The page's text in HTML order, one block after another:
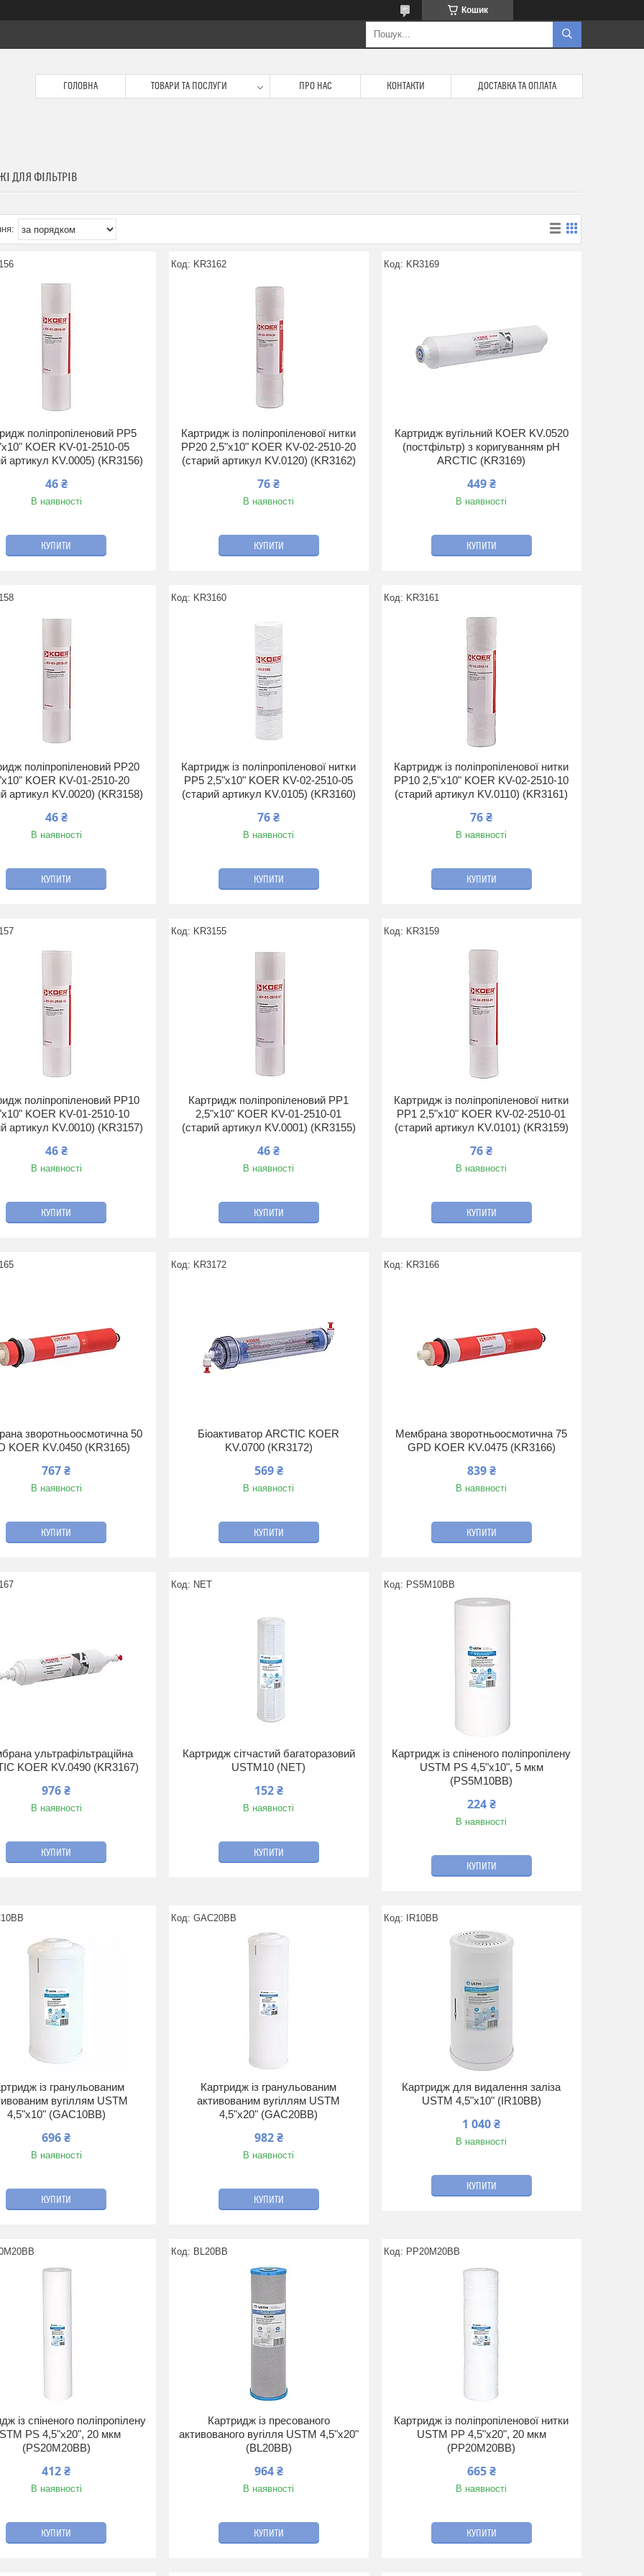
Кошик
ГОЛОВНА ТОВАРИ ТА ПОСЛУГИ ПРО НАС КОНТАКТИ ДОСТАВКА ТА ОПЛАТА
ДЛЯ ФІЛЬТРІВ
поліпропіленовий PP5
KOER KV-01-2510-05
артикул KV.0005) (KR3156)
46 ₴
В наявності
КУПИТИ
KR3162
Картридж із поліпропіленової нитки
PP20 2,5"х10" KOER KV-02-2510-20
(старий артикул KV.0120) (KR3162)
76 ₴
В наявності
КУПИТИ
KR3169
Картридж вугільний KOER KV.0520
(постфільтр) з коригуванням рН
ARCTIC (KR3169)
449 ₴
В наявності
КУПИТИ
поліпропіленовий PP20
KOER KV-01-2510-20
артикул KV.0020) (KR3158)
46 ₴
В наявності
КУПИТИ
KR3160
Картридж із поліпропіленової нитки
PP5 2,5"х10" KOER KV-02-2510-05
(старий артикул KV.0105) (KR3160)
76 ₴
В наявності
КУПИТИ
KR3161
Картридж із поліпропіленової нитки
PP10 2,5"х10" KOER KV-02-2510-10
(старий артикул KV.0110) (KR3161)
76 ₴
В наявності
КУПИТИ
поліпропіленовий PP10
KOER KV-01-2510-10
артикул KV.0010) (KR3157)
46 ₴
В наявності
КУПИТИ
KR3155
Картридж поліпропіленовий PP1
2,5"х10" KOER KV-01-2510-01
(старий артикул KV.0001) (KR3155)
46 ₴
В наявності
КУПИТИ
KR3159
Картридж із поліпропіленової нитки
PP1 2,5"х10" KOER KV-02-2510-01
(старий артикул KV.0101) (KR3159)
76 ₴
В наявності
КУПИТИ
зворотньоосмотична 50
KOER KV.0450 (KR3165)
767 ₴
В наявності
КУПИТИ
KR3172
Біоактиватор ARCTIC KOER
KV.0700 (KR3172)
569 ₴
В наявності
КУПИТИ
KR3166
Мембрана зворотньоосмотична 75
GPD KOER KV.0475 (KR3166)
839 ₴
В наявності
КУПИТИ
ультрафільтраційна
KOER KV.0490 (KR3167)
976 ₴
В наявності
КУПИТИ
NET
Картридж сітчастий багаторазовий
USTM10 (NET)
152 ₴
В наявності
КУПИТИ
PS5M10BB
Картридж із спіненого поліпропілену
USTM PS 4,5"x10", 5 мкм
(PS5M10BB)
224 ₴
В наявності
КУПИТИ
із гранульованим
вугіллям USTM
4,5"х10" (GAC10BB)
696 ₴
В наявності
КУПИТИ
GAC20BB
Картридж із гранульованим
активованим вугіллям USTM
4,5"х20" (GAC20BB)
982 ₴
В наявності
КУПИТИ
IR10BB
Картридж для видалення заліза
USTM 4,5"х10" (IR10BB)
1 040 ₴
В наявності
КУПИТИ
із спіненого поліпропілену
PS 4,5"x20", 20 мкм
(PS20M20BB)
412 ₴
В наявності
КУПИТИ
BL20BB
Картридж із пресованого
активованого вугілля USTM 4,5"х20"
(BL20BB)
964 ₴
В наявності
КУПИТИ
PP20M20BB
Картридж із поліпропіленової нитки
USTM PP 4,5"x20", 20 мкм
(PP20M20BB)
665 ₴
В наявності
КУПИТИ